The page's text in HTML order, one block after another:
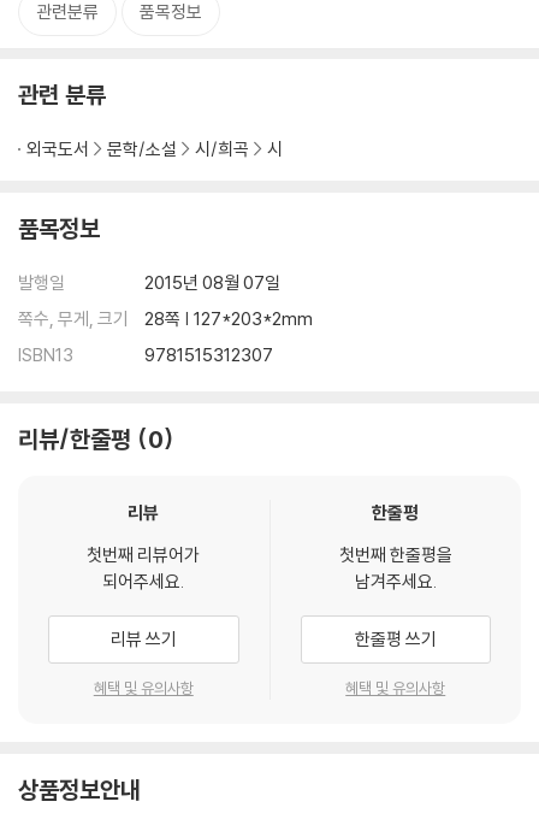
관련분류 품목정보
관련 분류
외국도서 문학/소설 시/희곡 시
품목정보
발행일
2015년 08월 07일
쪽수, 무게, 크기
28쪽 | 127*203*2mm
ISBN13
9781515312307
리뷰/한줄평 0
리뷰
첫번째 리뷰어가
되어주세요.
리뷰 쓰기
혜택 및 유의사항
한줄평
첫번째 한줄평을
남겨주세요.
한줄평 쓰기
혜택 및 유의사항
상품정보안내